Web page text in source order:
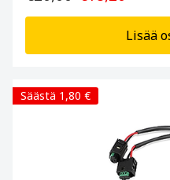
Lisää
Säästä 1,80 €